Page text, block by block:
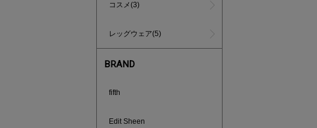
コスメ(3)
レッグウェア(5)
BRAND
fifth
Edit Sheen